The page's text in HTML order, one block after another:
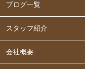
ブログ一覧
スタッフ紹介
会社概要